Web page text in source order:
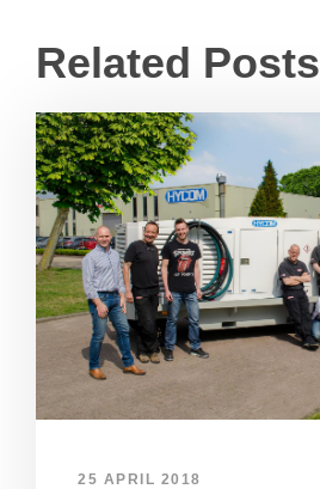
Related Posts
25 APRIL 2018